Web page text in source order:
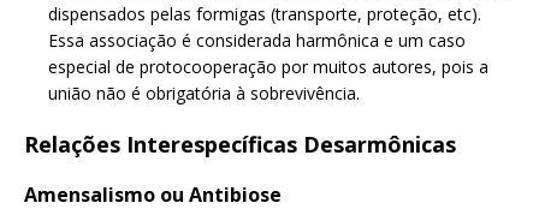
dispensados pelas formigas (transporte, proteção, etc).
Essa associação é considerada harmônica e um caso
especial de protocooperação por muitos autores, pois a
união não é obrigatória à sobrevivência.
Relações Interespecíficas Desarmônicas
Amensalismo ou Antibiose